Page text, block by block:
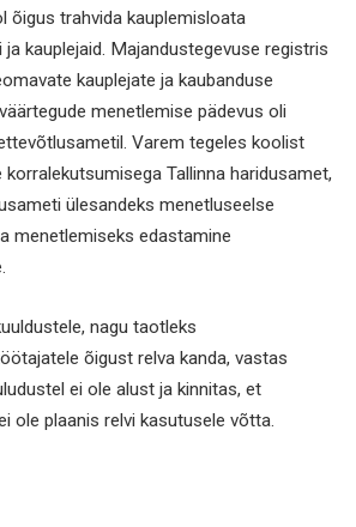
õigus trahvida kauplemisloata
kauplejaid. Majandustegevuse registris
kauplejate ja kaubanduse
menetlemise pädevus oli
Varem tegeles koolist
Tallinna haridusamet,
ülesandeks menetluseelse
menetlemiseks edastamine
nagu taotleks
õigust relva kanda, vastas
ei ole alust ja kinnitas, et
ole plaanis relvi kasutusele võtta.